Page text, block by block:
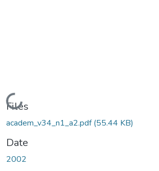
Loading...
Files
academ_v34_n1_a2.pdf(55.44 KB)
Date
2002